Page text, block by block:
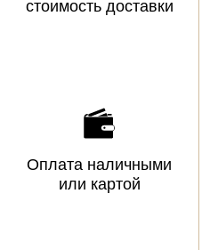
стоимость доставки
Оплата наличными
или картой